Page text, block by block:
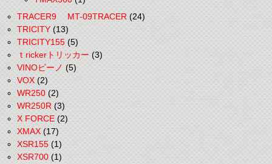
TRACER9 MT-09TRACER(24)
TRICITY(13)
TRICITY155(5)
ｔrickerトリッカー(3)
VINOビーノ(5)
VOX(2)
WR250(2)
WR250R(3)
X FORCE(2)
XMAX(17)
XSR155(1)
XSR700(1)